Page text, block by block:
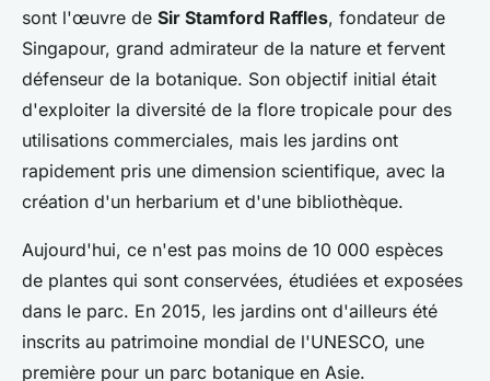
sont l'œuvre de Sir Stamford Raffles, fondateur de
Singapour, grand admirateur de la nature et fervent
défenseur de la botanique. Son objectif initial était
d'exploiter la diversité de la flore tropicale pour des
utilisations commerciales, mais les jardins ont
rapidement pris une dimension scientifique, avec la
création d'un herbarium et d'une bibliothèque.
Aujourd'hui, ce n'est pas moins de 10 000 espèces
de plantes qui sont conservées, étudiées et exposées
dans le parc. En 2015, les jardins ont d'ailleurs été
inscrits au patrimoine mondial de l'UNESCO, une
première pour un parc botanique en Asie.